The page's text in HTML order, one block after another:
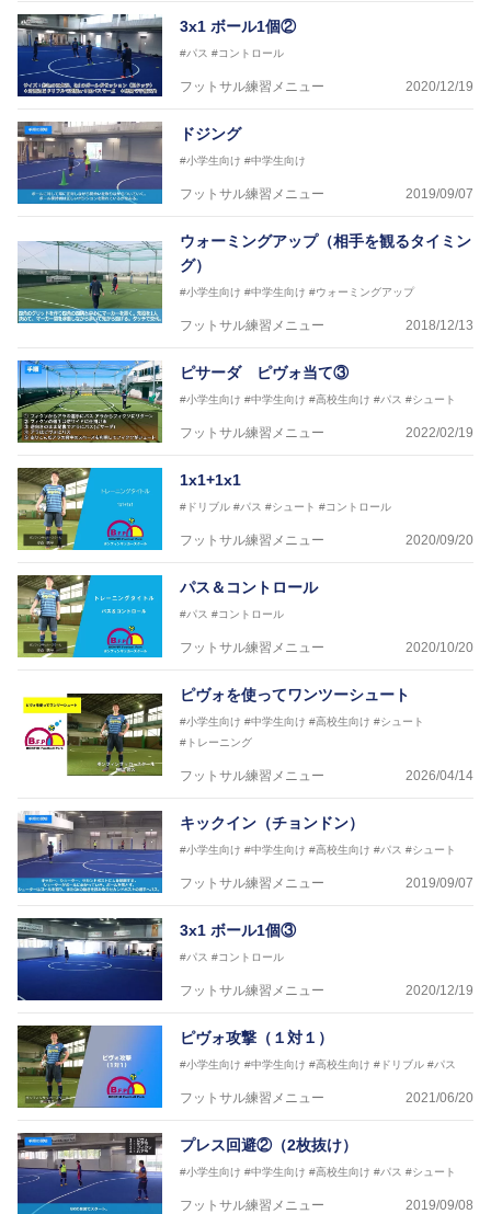
【資格】
JFA公認A級コーチジェネラルライセンス・JFA公認フ
ットサルB級コーチライセンス
横山 哲久
【指導歴】
ASV ペスカドーラ町田 監督、FC VIGORE 監督
【資格】
日本サッカー協会公認B級ライセンス・日本サッカー
協会公認フットサルB級ライセンス
※全コーチボンフィンサッカースクール所属
3x1 ボール1個②
#パス #コントロール
フットサル練習メニュー 2020/12/19
ドジング
#小学生向け #中学生向け
フットサル練習メニュー 2019/09/07
ウォーミングアップ（相手を観るタイミン
グ）
#小学生向け #中学生向け #ウォーミングアップ
フットサル練習メニュー 2018/12/13
ピサーダ ピヴォ当て③
#小学生向け #中学生向け #高校生向け #パス #シュート
フットサル練習メニュー 2022/02/19
1x1+1x1
#ドリブル #パス #シュート #コントロール
フットサル練習メニュー 2020/09/20
パス＆コントロール
#パス #コントロール
フットサル練習メニュー 2020/10/20
ピヴォを使ってワンツーシュート
#小学生向け #中学生向け #高校生向け #シュート
#トレーニング
フットサル練習メニュー 2026/04/14
キックイン（チョンドン）
#小学生向け #中学生向け #高校生向け #パス #シュート
フットサル練習メニュー 2019/09/07
3x1 ボール1個③
#パス #コントロール
フットサル練習メニュー 2020/12/19
ピヴォ攻撃（１対１）
#小学生向け #中学生向け #高校生向け #ドリブル #パス
フットサル練習メニュー 2021/06/20
プレス回避②（2枚抜け）
#小学生向け #中学生向け #高校生向け #パス #シュート
フットサル練習メニュー 2019/09/08